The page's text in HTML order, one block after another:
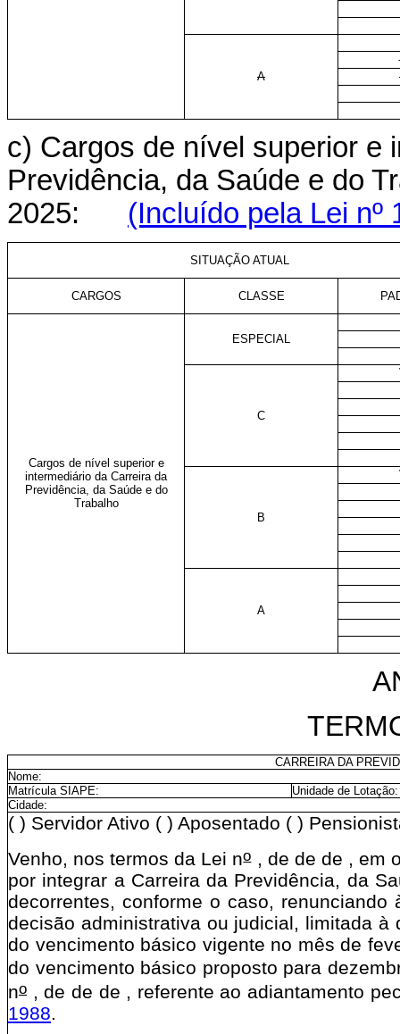
A
c) Cargos de nível superior e
Previdência, da Saúde e do
2025: (Incluído pela Lei nº
SITUAÇÃO ATUAL
CARGOS CLASSE
Cargos de nível superior e
intermediário da Carreira da
Previdência, da Saúde e do
Trabalho
ESPECIAL
C
B
A
CARREIRA DA
Nome:
Matrícula SIAPE:
Unidade de Lotação:
Cidade:
( ) Servidor Ativo ( ) Aposentado ( )
Venho, nos termos da Lei no, de de de , em
por integrar a Carreira da Previdência, da
decorrentes, conforme o caso,
decisão administrativa ou judicial, limitada
do vencimento básico vigente no mês de
do vencimento básico proposto para
no , de de de , referente ao adiantamento
1988.